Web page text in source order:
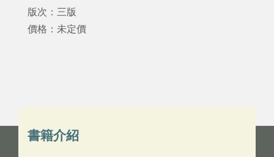
版次：三版
價格：未定價
書籍介紹